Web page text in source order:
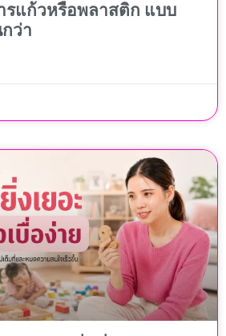
รแก้วหรือพลาสติก แบบ
ว่า